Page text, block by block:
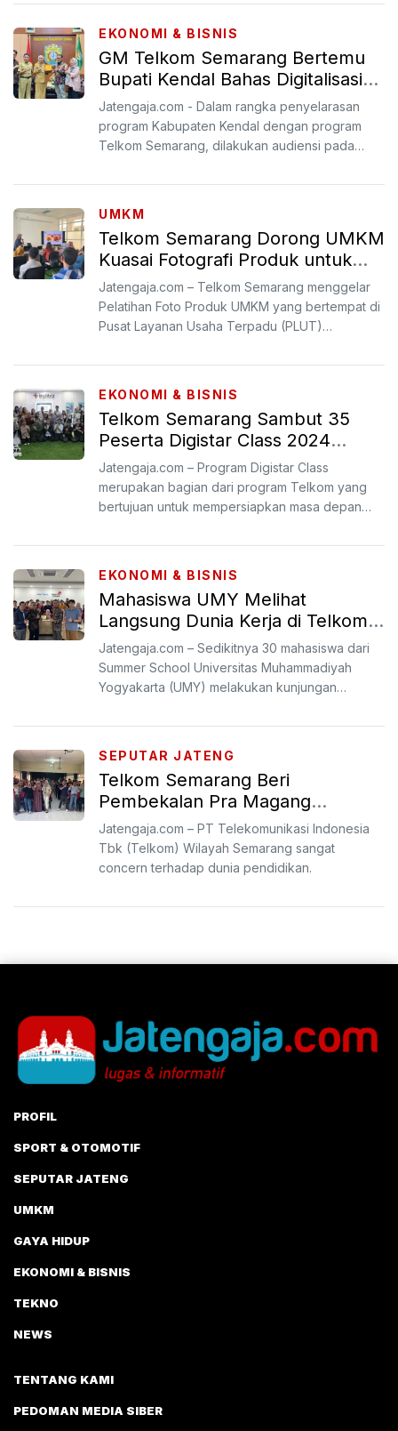
EKONOMI & BISNIS
GM Telkom Semarang Bertemu
Bupati Kendal Bahas Digitalisasi
Jaringan
Jatengaja.com - Dalam rangka penyelarasan
program Kabupaten Kendal dengan program
Telkom Semarang, dilakukan audiensi pada
UMKM
Telkom Semarang Dorong UMKM
Kuasai Fotografi Produk untuk
Optimalkan Digitalisasi
Jatengaja.com – Telkom Semarang menggelar
Pelatihan Foto Produk UMKM yang bertempat di
Pusat Layanan Usaha Terpadu (PLUT)
EKONOMI & BISNIS
Telkom Semarang Sambut 35
Peserta Digistar Class 2024
dalam Office Tour Inspiratif
Jatengaja.com – Program Digistar Class
merupakan bagian dari program Telkom yang
bertujuan untuk mempersiapkan masa depan
EKONOMI & BISNIS
Mahasiswa UMY Melihat
Langsung Dunia Kerja di Telkom
Semarang
Jatengaja.com – Sedikitnya 30 mahasiswa dari
Summer School Universitas Muhammadiyah
Yogyakarta (UMY) melakukan kunjungan
SEPUTAR JATENG
Telkom Semarang Beri
Pembekalan Pra Magang
Mahasiswa Politeknik Bhakti
Semesta Salatiga
Jatengaja.com – PT Telekomunikasi Indonesia
Tbk (Telkom) Wilayah Semarang sangat
concern terhadap dunia pendidikan.
PROFIL
SPORT & OTOMOTIF
SEPUTAR JATENG
UMKM
GAYA HIDUP
EKONOMI & BISNIS
TEKNO
NEWS
TENTANG KAMI
PEDOMAN MEDIA SIBER